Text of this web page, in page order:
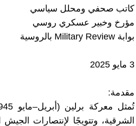
كاتب صحفي ومحلل سياسي
مؤرخ وخبير عسكري روسي
بوابة Military Review بالروسية
3 مايو 2025
مقدمة:
الشرقية، وتتويجًا لإنتصارات